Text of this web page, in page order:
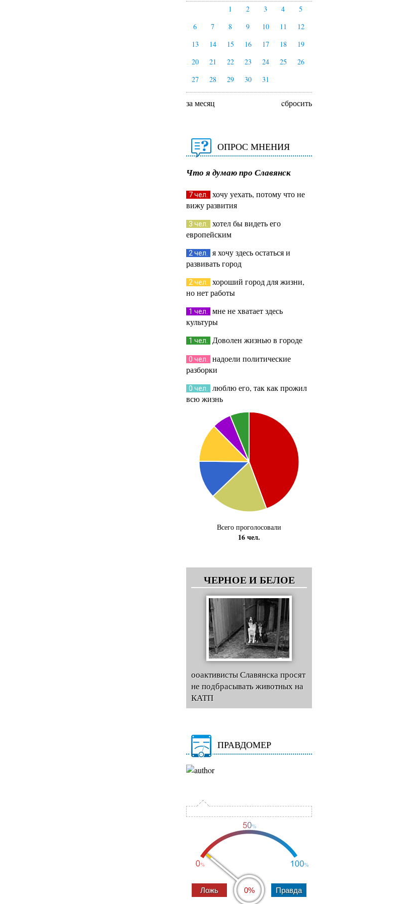
1 2 3 4
5
6
7 8 9 10 11
12
13
14 15 16 17 18
19
20
21 22 23 24 25
26
27
28 29 30 31
за месяц cбросить
ОПРОС МНЕНИЯ
Что я думаю про Славянск
7 чел.
хочу уехать, потому что не
вижу развития
3 чел.
хотел бы видеть его
европейским
2 чел.
я хочу здесь остаться и
развивать город
2 чел.
хороший город для жизни,
но нет работы
1 чел.
мне не хватает здесь
культуры
1 чел. Доволен жизнью в городе
0 чел.
надоели политические
разборки
0 чел.
люблю его, так как прожил
всю жизнь
Всего проголосовали
16 чел.
ЧЕРНОЕ И БЕЛОЕ
ооактивисты Славянска просят
не подбрасывать животных на
КАТП
ПРАВДОМЕР
0%